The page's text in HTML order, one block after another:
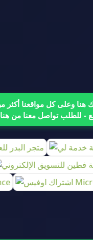
- للطلب تواصل معنا من هنا